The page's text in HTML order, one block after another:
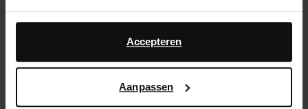
Daarnaast werken wij samen met Google voor
advertentie- en meetdoeleinden. Meer informatie over
hoe Google uw persoonsgegevens gebruikt, vindt u op
Accepteren
Aanpassen
Klantenservice
Verzending & levering
Ruilen & retourneren